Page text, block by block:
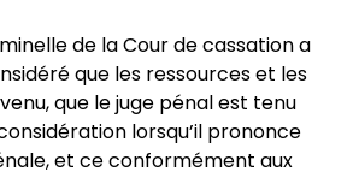
de la Cour de cassation a
que les ressources et les
que le juge pénal est tenu
lorsqu’il prononce
et ce conformément aux